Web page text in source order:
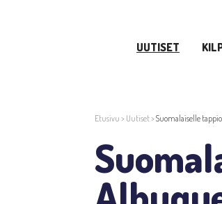
UUTISET
Etusivu > Uutiset>Suomalaiselle